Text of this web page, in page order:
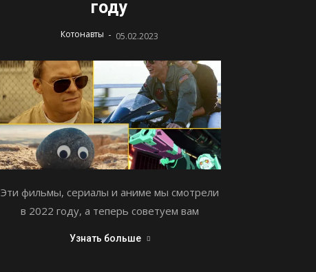
году
Котонавты - 05.02.2023
Эти фильмы, сериалы и аниме мы смотрели
в 2022 году, а теперь советуем вам
Узнать больше